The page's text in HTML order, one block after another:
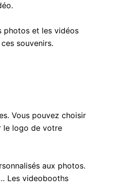
photos et les vidéos
souvenirs.
Vous pouvez choisir
le logo de votre
aux photos.
Les videobooths